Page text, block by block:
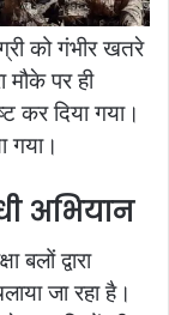
को गंभीर खतरे
मौके पर ही
कर दिया गया।
गया।
अभियान
द्वारा
जा रहा है।